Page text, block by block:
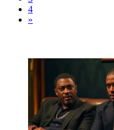
4
»